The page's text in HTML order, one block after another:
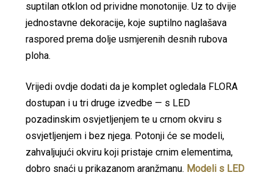
suptilan otklon od prividne monotonije. Uz to dvije
jednostavne dekoracije, koje suptilno naglašava
raspored prema dolje usmjerenih desnih rubova
ploha.
Vrijedi ovdje dodati da je komplet ogledala FLORA
dostupan i u tri druge izvedbe — s LED
pozadinskim osvjetljenjem te u crnom okviru s
osvjetljenjem i bez njega. Potonji će se modeli,
zahvaljujući okviru koji pristaje crnim elementima,
dobro snaći u prikazanom aranžmanu. Modeli s LED